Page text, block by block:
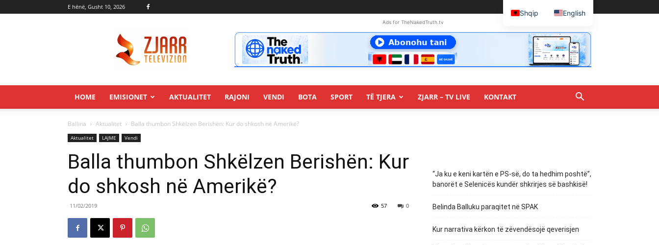
E hënë, Gusht 10, 2026
Ads for TheNakedTruth.tv
HOME EMISIONET AKTUALITET RAJONI VENDI BOTA SPORT TË TJERA ZJARR – TV LIVE KONTAKT
Ballina Aktualitet Balla thumbon Shkëlzen Berishën: Kur do shkosh në Amerikë?
Aktualitet LAJME Vendi
Balla thumbon Shkëlzen Berishën: Kur
do shkosh në Amerikë?
11/02/2019 0
57
“Ja ku e keni kartën e PS-së, do ta hedhim poshtë”,
banorët e Selenicës kundër shkrirjes së bashkisë!
Belinda Balluku paraqitet në SPAK
Kur narrativa kërkon të zëvendësojë qeverisjen
Shqip English